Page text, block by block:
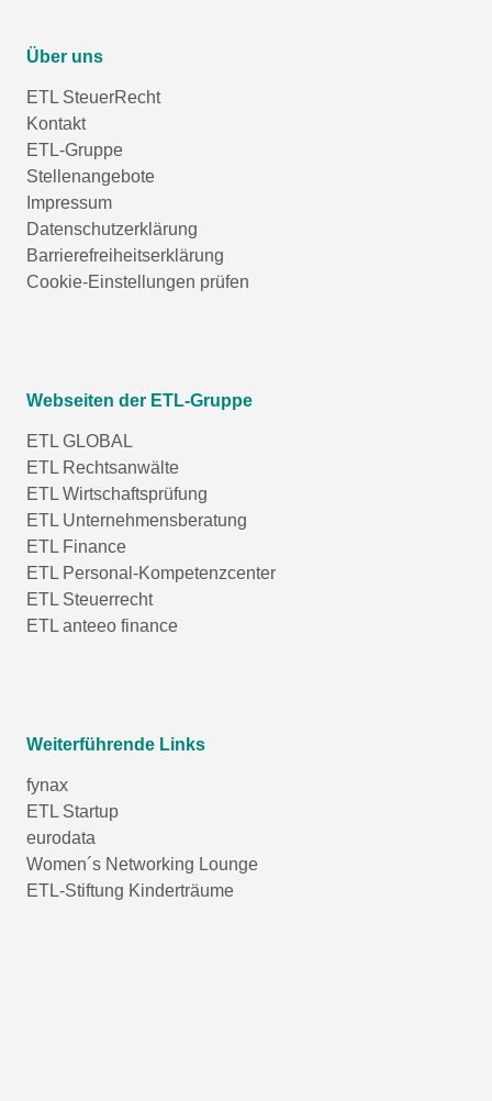
Über uns
ETL SteuerRecht
Kontakt
ETL-Gruppe
Stellenangebote
Impressum
Datenschutzerklärung
Barrierefreiheitserklärung
Cookie-Einstellungen prüfen
Webseiten der ETL-Gruppe
ETL GLOBAL
ETL Rechtsanwälte
ETL Wirtschaftsprüfung
ETL Unternehmensberatung
ETL Finance
ETL Personal-Kompetenzcenter
ETL Steuerrecht
ETL anteeo finance
Weiterführende Links
fynax
ETL Startup
eurodata
Women´s Networking Lounge
ETL-Stiftung Kinderträume